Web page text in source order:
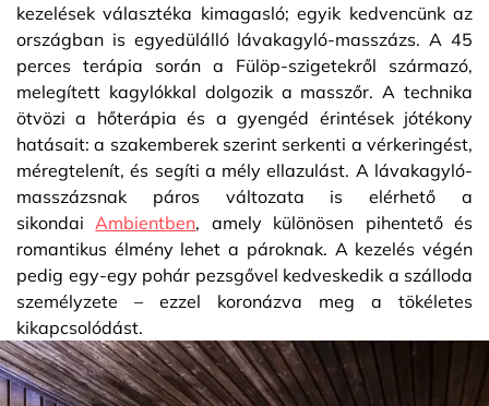
kezelések választéka kimagasló; egyik kedvencünk az
országban is egyedülálló lávakagyló-masszázs. A 45
perces terápia során a Fülöp-szigetekről származó,
melegített kagylókkal dolgozik a masszőr. A technika
ötvözi a hőterápia és a gyengéd érintések jótékony
hatásait: a szakemberek szerint serkenti a vérkeringést,
méregtelenít, és segíti a mély ellazulást. A lávakagyló-
masszázsnak páros változata is elérhető a
sikondaiAmbientben, amely különösen pihentető és
romantikus élmény lehet a pároknak. A kezelés végén
pedig egy-egy pohár pezsgővel kedveskedik a szálloda
személyzete – ezzel koronázva meg a tökéletes
kikapcsolódást.